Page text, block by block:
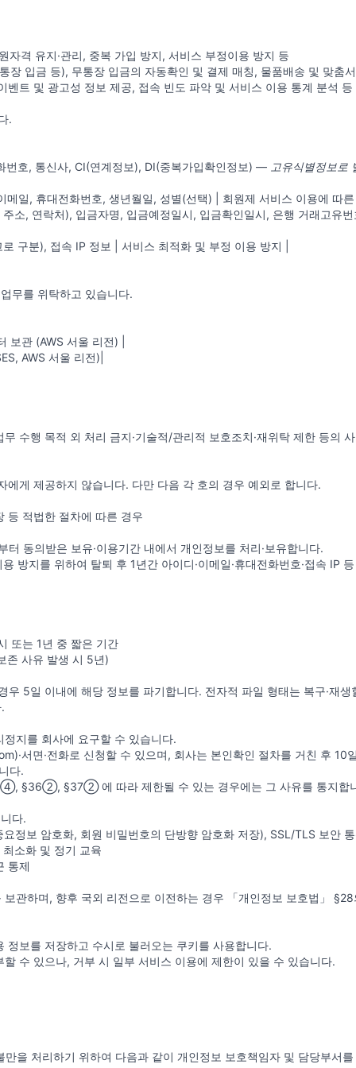
격 유지·관리, 중복 가입 방지, 서비스 부정이용 방지 등
입금 등), 무통장 입금의 자동확인 및 결제 매칭, 물품배송 및 맞춤
트 및 광고성 정보 제공, 접속 빈도 파악 및 서비스 이용 통계 분석 등
.
호, 통신사, CI(연계정보), DI(중복가입확인정보) — 고유식별정보로
일, 휴대전화번호, 생년월일, 성별(선택) | 회원제 서비스 이용에 따
소, 연락처), 입금자명, 입금예정일시, 입금확인일시, 은행 거래고유
구분), 접속 IP 정보 | 서비스 최적화 및 부정 이용 방지 |
무를 위탁하고 있습니다.
관 (AWS 서울 리전) |
AWS 서울 리전)|
수행 목적 외 처리 금지·기술적/관리적 보호조치·재위탁 제한 등의
게 제공하지 않습니다. 다만 다음 각 호의 경우 예외로 합니다.
적법한 절차에 따른 경우
동의받은 보유·이용기간 내에서 개인정보를 처리·보유합니다.
지를 위하여 탈퇴 후 1년간 아이디·이메일·휴대전화번호·접속 IP
또는 1년 중 짧은 기간
존 사유 발생 시 5년)
5일 이내에 해당 정보를 파기합니다. 전자적 파일 형태는 복구·재
지를 회사에 요구할 수 있습니다.
서면·전화로 신청할 수 있으며, 회사는 본인확인 절차를 거친 후 10
다.
§36②, §37② 에 따라 제한될 수 있는 경우에는 그 사유를 통지합
다.
정보 암호화, 회원 비밀번호의 단방향 암호화 저장), SSL/TLS 보안
소화 및 정기 교육
통제
하며, 향후 국외 리전으로 이전하는 경우 「개인정보 보호법」 §28
보를 저장하고 수시로 불러오는 쿠키를 사용합니다.
수 있으나, 거부 시 일부 서비스 이용에 제한이 있을 수 있습니다.
을 처리하기 위하여 다음과 같이 개인정보 보호책임자 및 담당부서